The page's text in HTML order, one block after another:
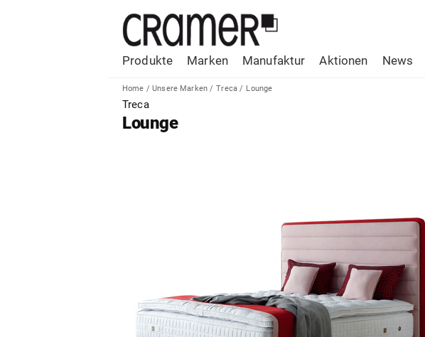
Produkte Marken Manufaktur Aktionen News
Home / Unsere Marken / Treca / Lounge
Treca
Lounge